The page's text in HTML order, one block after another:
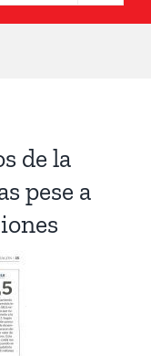
de la
pese a